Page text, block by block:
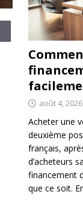
août 4, 2026
Acheter une
deuxième
français,
d’acheteurs
financement
que ce soit.